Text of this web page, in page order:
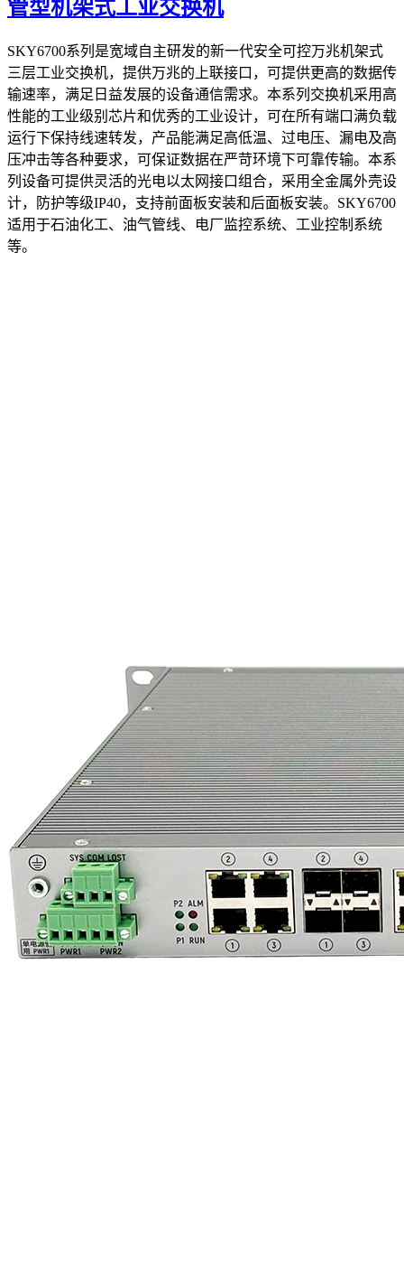
管型机架式工业交换机
SKY6700系列是宽域自主研发的新一代安全可控万兆机架式
三层工业交换机，提供万兆的上联接口，可提供更高的数据传
输速率，满足日益发展的设备通信需求。本系列交换机采用高
性能的工业级别芯片和优秀的工业设计，可在所有端口满负载
运行下保持线速转发，产品能满足高低温、过电压、漏电及高
压冲击等各种要求，可保证数据在严苛环境下可靠传输。本系
列设备可提供灵活的光电以太网接口组合，采用全金属外壳设
计，防护等级IP40，支持前面板安装和后面板安装。SKY6700
适用于石油化工、油气管线、电厂监控系统、工业控制系统
等。